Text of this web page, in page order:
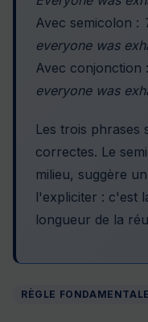
Avec semicolon :
everyone was
Avec conjonction :
everyone was
Les trois phrases
correctes. Le
milieu, suggère
l'expliciter : c'est
longueur de la
RÈGLE FONDAMENTALE